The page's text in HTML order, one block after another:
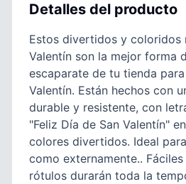
Detalles del producto
Estos divertidos y coloridos
Valentín son la mejor forma
escaparate de tu tienda
Valentín. Están hechos con
durable y resistente, con
"Feliz Día de San Valentín"
colores divertidos. Ideal
como externamente..
rótulos durarán toda la